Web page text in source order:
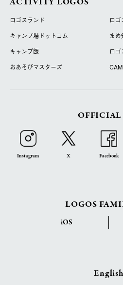
ロゴスランド
ロ
キャンプ場ドットコム
ま
キャンプ飯
ロ
おあそびマスターズ
OFFICIAL
Instagram X Facebook
LOGOS
iOS
English